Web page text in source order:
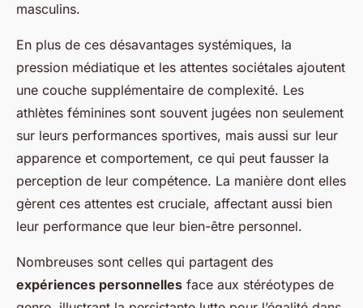
masculins.
En plus de ces désavantages systémiques, la
pression médiatique et les attentes sociétales ajoutent
une couche supplémentaire de complexité. Les
athlètes féminines sont souvent jugées non seulement
sur leurs performances sportives, mais aussi sur leur
apparence et comportement, ce qui peut fausser la
perception de leur compétence. La manière dont elles
gèrent ces attentes est cruciale, affectant aussi bien
leur performance que leur bien-être personnel.
Nombreuses sont celles qui partagent des
expériences personnelles face aux stéréotypes de